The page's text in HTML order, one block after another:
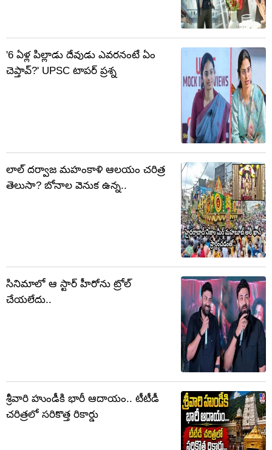
'6 ఏళ్ల పిల్లాడు దేవుడు ఎవరనంటే ఏం
చెప్తావ్‌?' UPSC టాపర్ ప్రశ్న
లాల్ దర్వాజ మహంకాళి ఆలయం చరిత్ర
తెలుసా? బోనాల వెనుక ఉన్న..
సినిమాలో ఆ స్టార్ హీరోను ట్రోల్
చేయలేదు..
శ్రీవారి హుండీకి భారీ ఆదాయం.. టీటీడీ
చరిత్రలో సరికొత్త రికార్డు